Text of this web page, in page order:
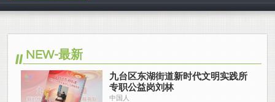
中国人
NEW-最新
九台区东湖街道新时代文明实践所
专职公益岗刘林
中国人